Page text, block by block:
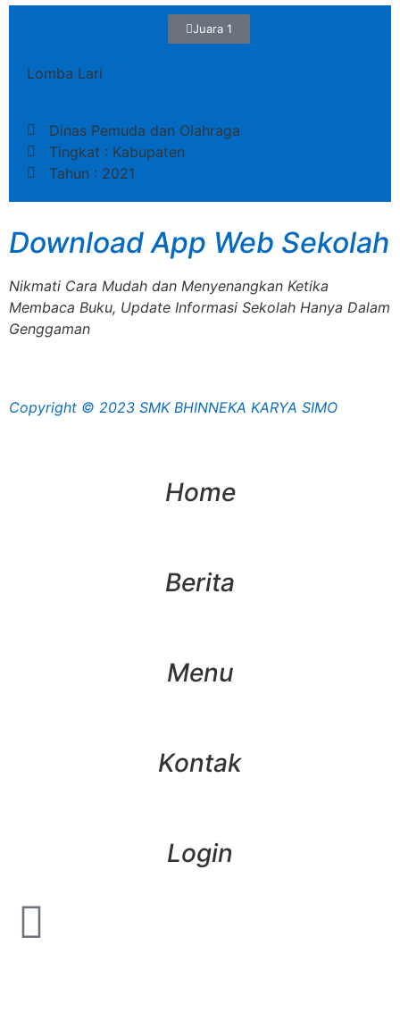
Juara 1
Lomba Lari
Dinas Pemuda dan Olahraga
Tingkat : Kabupaten
Tahun : 2021
Download App Web Sekolah
Nikmati Cara Mudah dan Menyenangkan Ketika
Membaca Buku, Update Informasi Sekolah Hanya Dalam
Genggaman
Copyright © 2023 SMK BHINNEKA KARYA SIMO
Home
Berita
Menu
Kontak
Login